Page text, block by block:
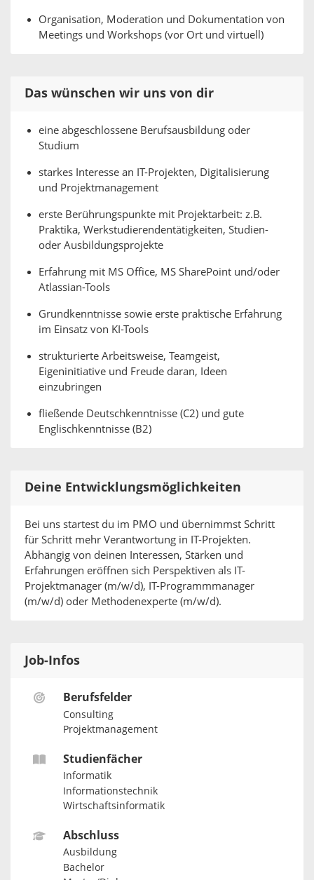
Organisation, Moderation und Dokumentation von
Meetings und Workshops (vor Ort und virtuell)
Das wünschen wir uns von dir
eine abgeschlossene Berufsausbildung oder
Studium
starkes Interesse an IT-Projekten, Digitalisierung
und Projektmanagement
erste Berührungspunkte mit Projektarbeit: z.B.
Praktika, Werkstudierendentätigkeiten, Studien-
oder Ausbildungsprojekte
Erfahrung mit MS Office, MS SharePoint und/oder
Atlassian-Tools
Grundkenntnisse sowie erste praktische Erfahrung
im Einsatz von KI-Tools
strukturierte Arbeitsweise, Teamgeist,
Eigeninitiative und Freude daran, Ideen
einzubringen
fließende Deutschkenntnisse (C2) und gute
Englischkenntnisse (B2)
Deine Entwicklungsmöglichkeiten
Bei uns startest du im PMO und übernimmst Schritt
für Schritt mehr Verantwortung in IT-Projekten.
Abhängig von deinen Interessen, Stärken und
Erfahrungen eröffnen sich Perspektiven als IT-
Projektmanager (m/w/d), IT-Programmmanager
(m/w/d) oder Methodenexperte (m/w/d).
Job-Infos
Berufsfelder
Consulting
Projektmanagement
Studienfächer
Informatik
Informationstechnik
Wirtschaftsinformatik
Abschluss
Ausbildung
Bachelor